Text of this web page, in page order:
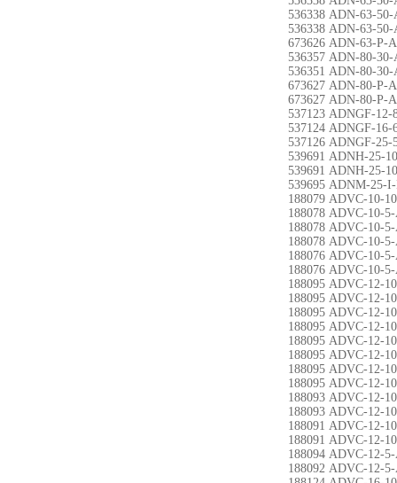
536338 ADN-63-
536338 ADN-63-
673626 ADN-63-P-A
536357 ADN-80-
536351 ADN-80-
673627 ADN-80-P-A
673627 ADN-80-P-A
537123 ADNGF-12-
537124 ADNGF-16-
537126 ADNGF-25-
539691 ADNH-25-
539691 ADNH-25-
539695 ADNM-25-
188079 ADVC-10-
188078 ADVC-10-
188078 ADVC-10-
188078 ADVC-10-
188076 ADVC-10-
188076 ADVC-10-
188095 ADVC-12-
188095 ADVC-12-
188095 ADVC-12-
188095 ADVC-12-
188095 ADVC-12-
188095 ADVC-12-
188095 ADVC-12-
188095 ADVC-12-
188093 ADVC-12-
188093 ADVC-12-
188091 ADVC-12-
188091 ADVC-12-
188094 ADVC-12-
188092 ADVC-12-